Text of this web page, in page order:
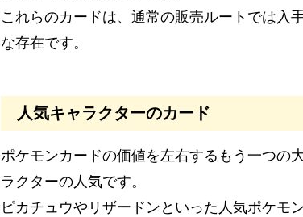
これらのカードは、通常の販売ルートでは入
な存在です。
人気キャラクターのカード
ポケモンカードの価値を左右するもう一つの
ラクターの人気です。
ピカチュウやリザードンといった人気ポケモ